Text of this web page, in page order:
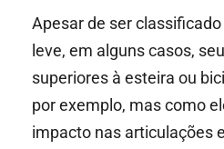
Apesar de ser
leve, em alguns casos,
superiores à esteira ou
por exemplo, mas como
impacto nas articulações